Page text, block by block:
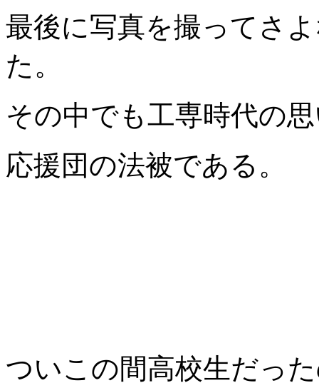
最後に写真を撮ってさ
た。
その中でも工専時代の
応援団の法被である。
ついこの間高校生だっ